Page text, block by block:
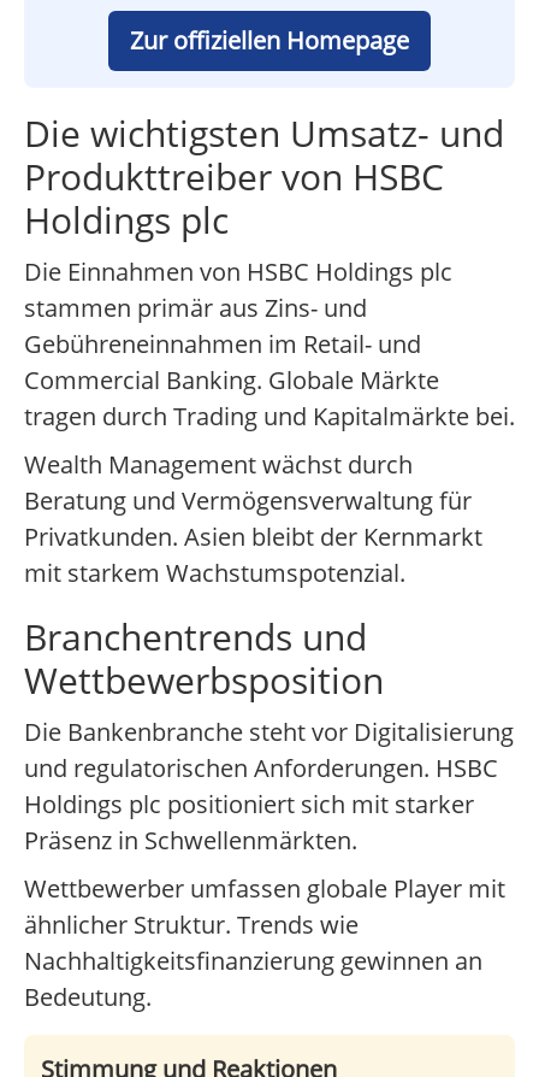
Zur offiziellen Homepage
Die wichtigsten Umsatz- und
Produkttreiber von HSBC
Holdings plc
Die Einnahmen von HSBC Holdings plc
stammen primär aus Zins- und
Gebühreneinnahmen im Retail- und
Commercial Banking. Globale Märkte
tragen durch Trading und Kapitalmärkte bei.
Wealth Management wächst durch
Beratung und Vermögensverwaltung für
Privatkunden. Asien bleibt der Kernmarkt
mit starkem Wachstumspotenzial.
Branchentrends und
Wettbewerbsposition
Die Bankenbranche steht vor Digitalisierung
und regulatorischen Anforderungen. HSBC
Holdings plc positioniert sich mit starker
Präsenz in Schwellenmärkten.
Wettbewerber umfassen globale Player mit
ähnlicher Struktur. Trends wie
Nachhaltigkeitsfinanzierung gewinnen an
Bedeutung.
Stimmung und Reaktionen